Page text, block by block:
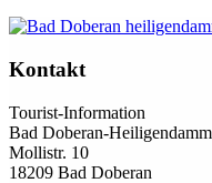
Kontakt
Tourist-Information
Bad Doberan-Heiligendamm
Mollistr. 10
18209 Bad Doberan